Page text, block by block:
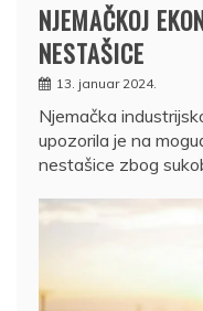
NJEMAČKOJ
NESTAŠICE
13. januar 2024.
Njemačka
upozorila je na
nestašice zbog